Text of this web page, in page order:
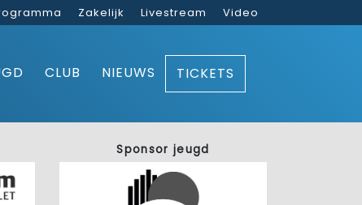
Zakelijk Livestream Video
CLUB NIEUWS TICKETS
Sponsor jeugd